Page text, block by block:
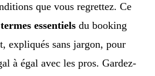
que vous regrettez. Ce
essentiels du booking
expliqués sans jargon, pour
à égal avec les pros. Gardez-